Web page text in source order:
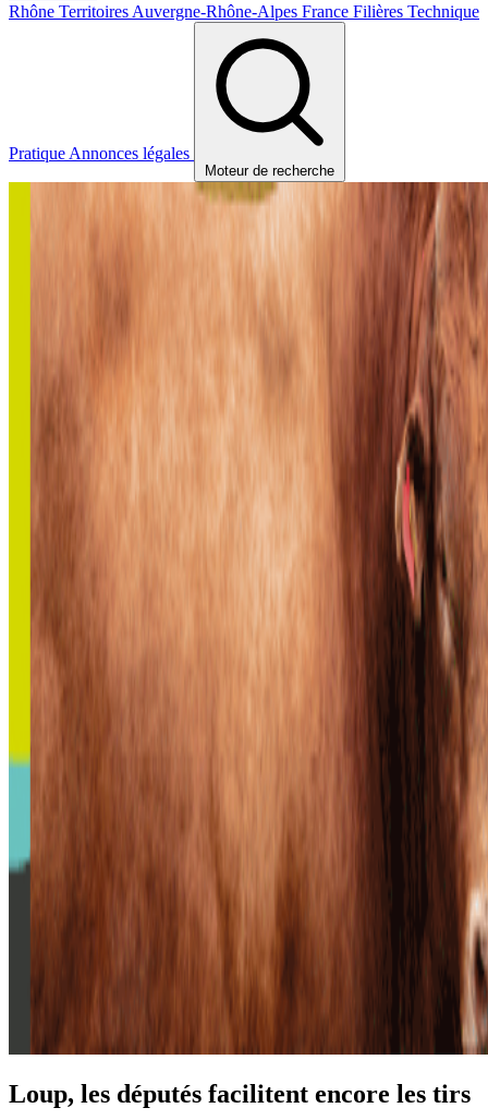
Rhône Territoires Auvergne-Rhône-Alpes France Filières Technique
Pratique Annonces légales
Moteur de recherche
Loup, les députés facilitent encore les tirs